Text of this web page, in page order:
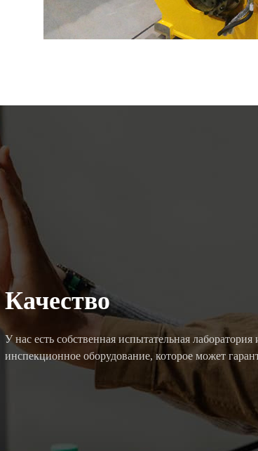
Качество
У нас есть собственная испытательная
инспекционное оборудование, которое может